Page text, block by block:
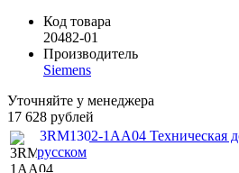
Код товара
20482-01
Производитель
Siemens
Уточняйте у менеджера
17 628 рублей
3RM1302-1AA04 Техническая
русском